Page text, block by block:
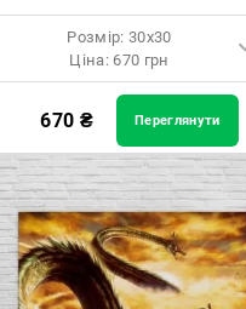
Розмір: 100x100 Ціна: 2500
грн
Розмір: 30x30
Ціна: 670 грн
Розмір: 30x30 Ціна: 670 грн
Розмір: 40x40 Ціна: 840 грн
Розмір: 50x50 Ціна: 970 грн
Розмір: 60x60 Ціна: 1290 грн
670 ₴ Переглянути